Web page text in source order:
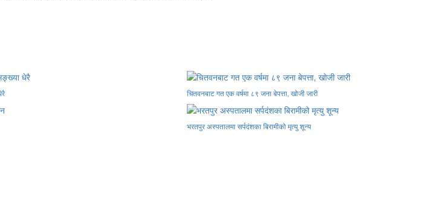
चितवनबाट गत एक वर्षमा ८९ जना बेपत्ता, खोजी जारी
भरतपुर अस्पतालमा सर्पदंशका बिरामीको मृत्यु शून्य